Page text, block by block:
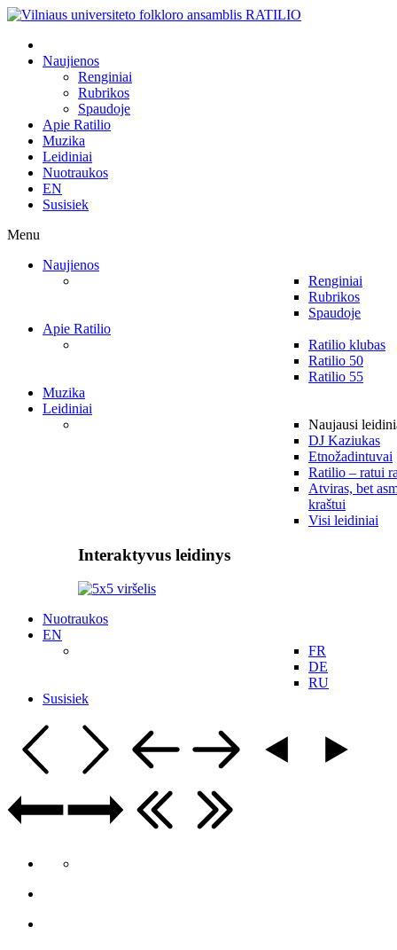
Naujienos
Renginiai
Rubrikos
Spaudoje
Apie Ratilio
Muzika
Leidiniai
Nuotraukos
EN
Susisiek
Menu
Naujienos
Renginiai
Rubrikos
Spaudoje
Apie Ratilio
Ratilio klubas
Ratilio 50
Ratilio 55
Muzika
Leidiniai
Naujausi
DJ Kaziukas
Etnožadintuvai
Ratilio – ratui
Atviras, bet
kraštui
Visi leidiniai
Interaktyvus leidinys
Nuotraukos
EN
FR
DE
RU
Susisiek